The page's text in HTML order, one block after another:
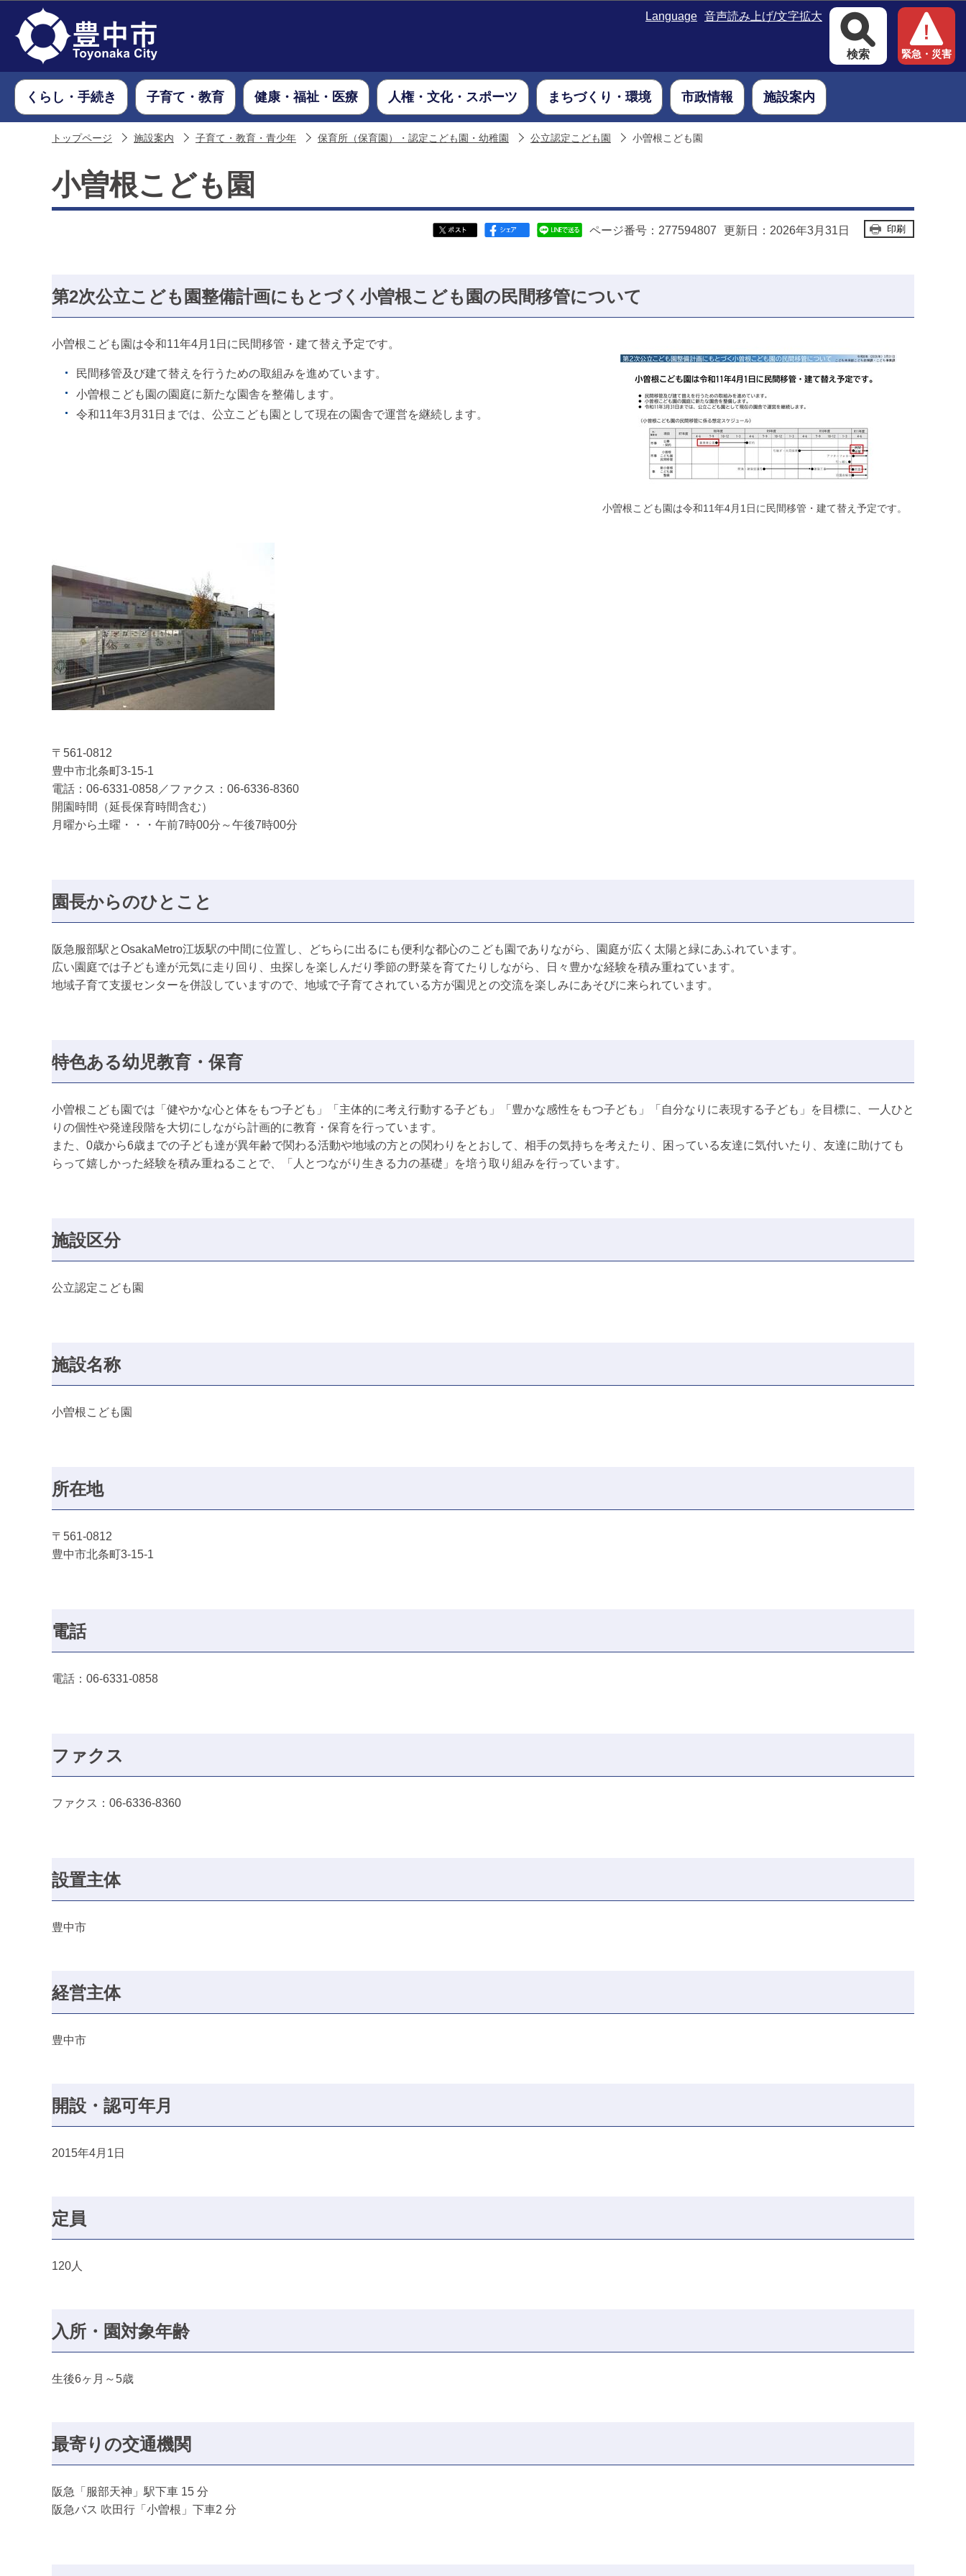
Language 音声読み上げ/文字拡大
検索 緊急・災害
くらし・手続き 子育て・教育 健康・福祉・医療 人権・文化・スポーツ まちづくり・環境 市政情報 施設案内
トップページ 施設案内 子育て・教育・青少年 保育所（保育園）・認定こども園・幼稚園 公立認定こども園 小曽根こども園
小曽根こども園
ページ番号：277594807 更新日：2026年3月31日 印刷
第2次公立こども園整備計画にもとづく小曽根こども園の民間移管について
小曽根こども園は令和11年4月1日に民間移管・建て替え予定です。
小曽根こども園は令和11年4月1日に民間移管・建て替え予定です。
民間移管及び建て替えを行うための取組みを進めています。
小曽根こども園の園庭に新たな園舎を整備します。
令和11年3月31日までは、公立こども園として現在の園舎で運営を継続します。
〒561-0812
豊中市北条町3-15-1
電話：06-6331-0858／ファクス：06-6336-8360
開園時間（延長保育時間含む）
月曜から土曜・・・午前7時00分～午後7時00分
園長からのひとこと
阪急服部駅とOsakaMetro江坂駅の中間に位置し、どちらに出るにも便利な都心のこども園でありながら、園庭が広く太陽と緑にあふれています。
広い園庭では子ども達が元気に走り回り、虫探しを楽しんだり季節の野菜を育てたりしながら、日々豊かな経験を積み重ねています。
地域子育て支援センターを併設していますので、地域で子育てされている方が園児との交流を楽しみにあそびに来られています。
特色ある幼児教育・保育
小曽根こども園では「健やかな心と体をもつ子ども」「主体的に考え行動する子ども」「豊かな感性をもつ子ども」「自分なりに表現する子ども」を目標に、一人ひと
りの個性や発達段階を大切にしながら計画的に教育・保育を行っています。
また、0歳から6歳までの子ども達が異年齢で関わる活動や地域の方との関わりをとおして、相手の気持ちを考えたり、困っている友達に気付いたり、友達に助けても
らって嬉しかった経験を積み重ねることで、「人とつながり生きる力の基礎」を培う取り組みを行っています。
施設区分
公立認定こども園
施設名称
小曽根こども園
所在地
〒561-0812
豊中市北条町3-15-1
電話
電話：06-6331-0858
ファクス
ファクス：06-6336-8360
設置主体
豊中市
経営主体
豊中市
開設・認可年月
2015年4月1日
定員
120人
入所・園対象年齢
生後6ヶ月～5歳
最寄りの交通機関
阪急「服部天神」駅下車 15 分
阪急バス 吹田行「小曽根」下車2 分